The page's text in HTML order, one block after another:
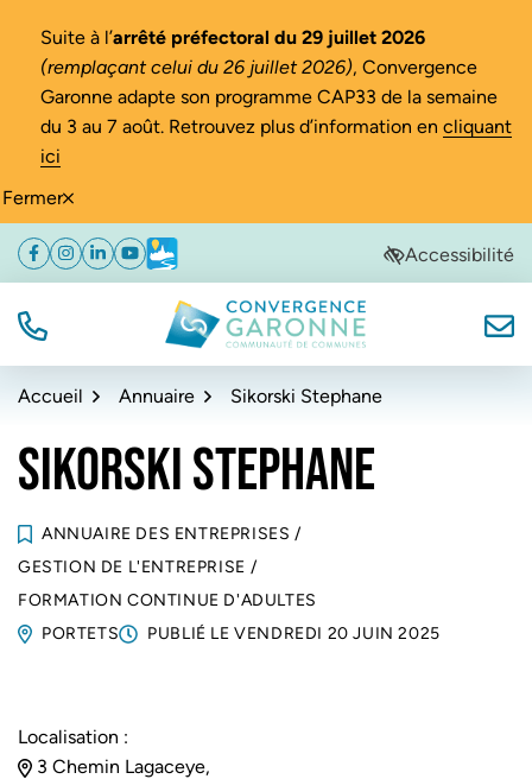
Fermer
Suite à l’arrêté préfectoral du 29 juillet 2026
(remplaçant celui du 26 juillet 2026), Convergence
Garonne adapte son programme CAP33 de la semaine
du 3 au 7 août. Retrouvez plus d’information en cliquant
ici
Aller
navigation
Aller
au
Aller
au
de
Facebook
(ouverture dans un nouvel onglet)
Instagram
(ouverture dans un nouvel onglet)
Linkedin
(ouverture dans un nouvel onglet)
YouTube
(ouverture dans un nouvel onglet)
Météo
(ouverture dans un nouvel onglet)Accessibilité
TÉL. Convergence Garonne
Accueil Annuaire Sikorski Stephane
SIKORSKI STEPHANE
ANNUAIRE DES ENTREPRISES /
GESTION DE L'ENTREPRISE /
FORMATION CONTINUE D'ADULTES
PORTETS
PUBLIÉ LEVENDREDI 20 JUIN 2025
Localisation :
3 Chemin Lagaceye,